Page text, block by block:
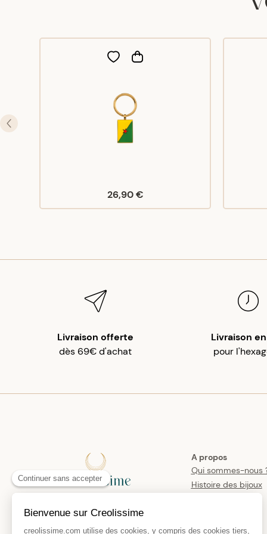
26,90 €
Livraison offerte
dès 69€ d'achat
Livraison
pour
A propos
Qui sommes-nous
Histoire des bijoux